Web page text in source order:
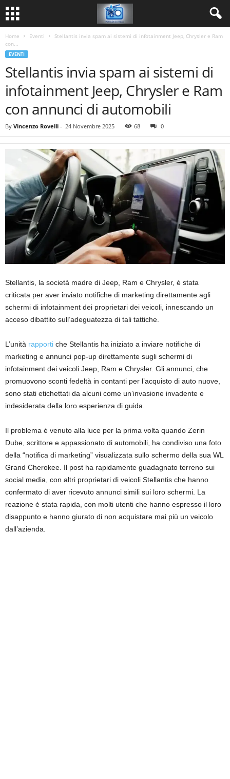
Home Eventi
Stellantis invia spam ai sistemi di infotainment Jeep, Chrysler e Ram
con...
EVENTI
Stellantis invia spam ai sistemi di
infotainment Jeep, Chrysler e Ram
con annunci di automobili
By Vincenzo Rovelli - 24 Novembre 2025 68 0
Stellantis, la società madre di Jeep, Ram e Chrysler, è stata
criticata per aver inviato notifiche di marketing direttamente agli
schermi di infotainment dei proprietari dei veicoli, innescando un
acceso dibattito sull’adeguatezza di tali tattiche.
L’unità rapporti che Stellantis ha iniziato a inviare notifiche di
marketing e annunci pop-up direttamente sugli schermi di
infotainment dei veicoli Jeep, Ram e Chrysler. Gli annunci, che
promuovono sconti fedeltà in contanti per l’acquisto di auto nuove,
sono stati etichettati da alcuni come un’invasione invadente e
indesiderata della loro esperienza di guida.
Il problema è venuto alla luce per la prima volta quando Zerin
Dube, scrittore e appassionato di automobili, ha condiviso una foto
della “notifica di marketing” visualizzata sullo schermo della sua WL
Grand Cherokee. Il post ha rapidamente guadagnato terreno sui
social media, con altri proprietari di veicoli Stellantis che hanno
confermato di aver ricevuto annunci simili sui loro schermi. La
reazione è stata rapida, con molti utenti che hanno espresso il loro
disappunto e hanno giurato di non acquistare mai più un veicolo
dall’azienda.